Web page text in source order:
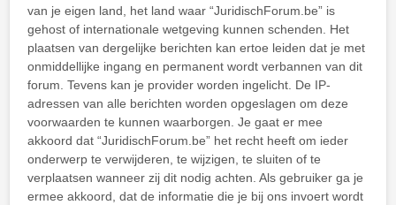
van je eigen land, het land waar “JuridischForum.be” is
gehost of internationale wetgeving kunnen schenden. Het
plaatsen van dergelijke berichten kan ertoe leiden dat je met
onmiddellijke ingang en permanent wordt verbannen van dit
forum. Tevens kan je provider worden ingelicht. De IP-
adressen van alle berichten worden opgeslagen om deze
voorwaarden te kunnen waarborgen. Je gaat er mee
akkoord dat “JuridischForum.be” het recht heeft om ieder
onderwerp te verwijderen, te wijzigen, te sluiten of te
verplaatsen wanneer zij dit nodig achten. Als gebruiker ga je
ermee akkoord, dat de informatie die je bij ons invoert wordt